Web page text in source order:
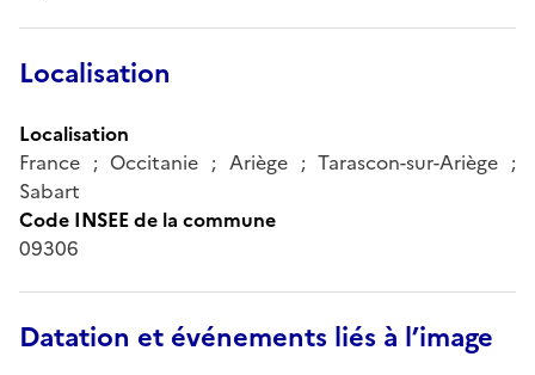
Localisation
Localisation
France ; Occitanie ; Ariège ; Tarascon-sur-Ariège ;
Sabart
Code INSEE de la commune
09306
Datation et événements liés à l’image